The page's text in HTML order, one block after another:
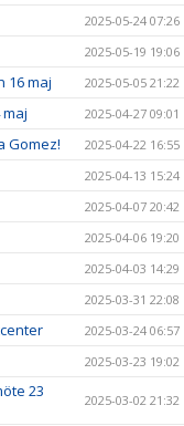
2025-05-24 07:26
2025-05-19 19:06
16 maj 2025-05-05 21:22
2025-04-27 09:01
Gomez! 2025-04-22 16:55
2025-04-13 15:24
2025-04-07 20:42
2025-04-06 19:20
2025-04-03 14:29
2025-03-31 22:08
2025-03-24 06:57
2025-03-23 19:02
23
2025-03-02 21:32